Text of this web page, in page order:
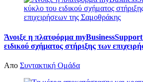
Άνοιξε η πλατφόρμα myBusinessSupport
ειδικού σχήματος στήριξης των
Απο Συντακτική Ομάδα